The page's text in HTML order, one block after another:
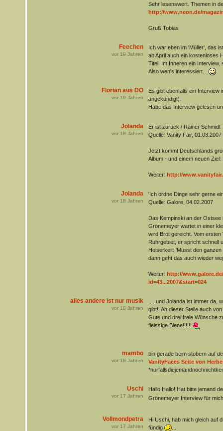
Sehr lesenswert. Themen in
http://www.neon.de/
Gruß Tobias
Feechen
vor 19 Jahren
Ich war eben im 'Müller', das
ab April auch ein kostenloses
Titel. Im Inneren ein
Also wen's interessiert...
Florian aus DO
vor 19 Jahren
Es gibt ebenfalls ein Interview
angekündigt).
Habe das Interview gelesen
Jolanda
vor 18 Jahren
Er ist zurück / Rainer Schmidt
Quelle: Vanity Fair, 01.03.2007
Jetzt kommt Deutschlands
Album - und einem neuen Ziel:
Weiter: http://
Jolanda
vor 18 Jahren
'Ich ordne Dinge sehr gerne
Quelle: Galore, 04.02.2007
Das Kempinski an der
Grönemeyer wartet in einer
wird Brot gereicht. Vom
Ruhrgebiet, er spricht schnell
Heiserkeit: 'Musst den
dann geht das auch wieder
Weiter: http://
id=43...2007&start=024
alles andere ist nur musik
vor 18 Jahren
.....und Jolanda ist immer da,
gibt!! An dieser Stelle auch
Gute und drei freie Wünsche
fleissige Biene!!!!!!
mambo
vor 18 Jahren
bin gerade beim stöbern auf
VanityFaces Seite von
Uschi
vor 17 Jahren
Hallo Hallo! Hat bitte jemand
Grönemeyer Interview für mich
Vollmondpetra
vor 17 Jahren
Hi Uschi, hab mich gleich auf
fündig
...